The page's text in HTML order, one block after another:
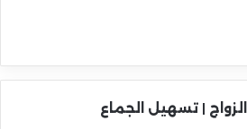
الزواج | تسهيل الجماع